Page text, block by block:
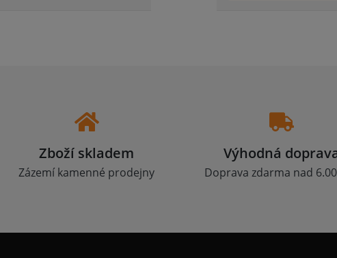
Zboží skladem
Zázemí kamenné prodejny
Výhodná
Doprava zdarma nad